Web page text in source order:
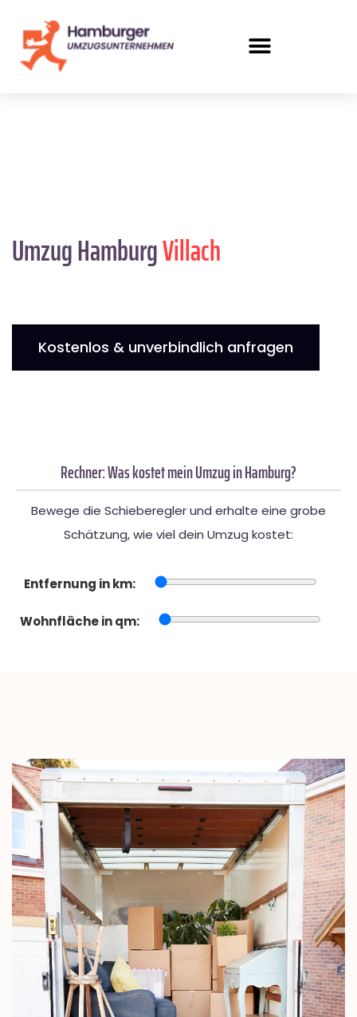
Umzug HamburgVillach
Kostenlos & unverbindlich anfragen
Rechner: Was kostet mein Umzug in Hamburg?
Bewege die Schieberegler und erhalte eine grobe
Schätzung, wie viel dein Umzug kostet:
Entfernung in km:
Wohnfläche in qm: